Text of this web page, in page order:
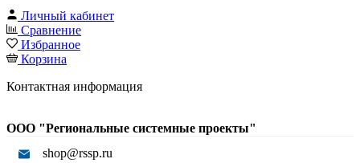
Личный кабинет
Сравнение
Избранное
Корзина
Контактная информация
ООО "Региональные системные проекты"
shop@rssp.ru